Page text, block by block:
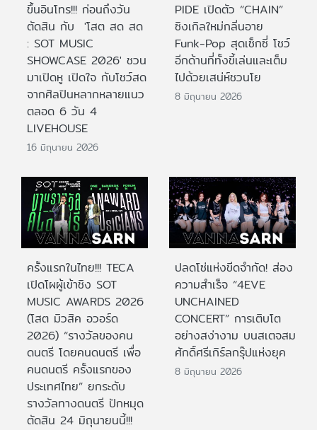
ขึ้นอินโทร!!! ก่อนถึงวัน
ตัดสิน กับ 'โสต สด สด
: SOT MUSIC
SHOWCASE 2026' ชวน
มาเปิดหู เปิดใจ กับโชว์สด
จากศิลปินหลากหลายแนว
ตลอด 6 วัน 4
LIVEHOUSE
16 มิถุนายน 2026
PIDE เปิดตัว “CHAIN”
ซิงเกิลใหม่กลิ่นอาย
Funk-Pop สุดเซ็กซี่ โชว์
อีกด้านที่ทั้งขี้เล่นและเต็ม
ไปด้วยเสน่ห์ชวนโย
8 มิถุนายน 2026
ครั้งแรกในไทย!!! TECA
เปิดโผผู้เข้าชิง SOT
MUSIC AWARDS 2026
(โสต มิวสิค อวอร์ด
2026) “รางวัลของคน
ดนตรี โดยคนดนตรี เพื่อ
คนดนตรี ครั้งแรกของ
ประเทศไทย” ยกระดับ
รางวัลทางดนตรี ปักหมุด
ตัดสิน 24 มิถุนายนนี้!!!
ปลดโซ่แห่งขีดจำกัด! ส่อง
ความสำเร็จ “4EVE
UNCHAINED
CONCERT” การเติบโต
อย่างสง่างาม บนสเตจสม
ศักดิ์ศรีเกิร์ลกรุ๊ปแห่งยุค
8 มิถุนายน 2026